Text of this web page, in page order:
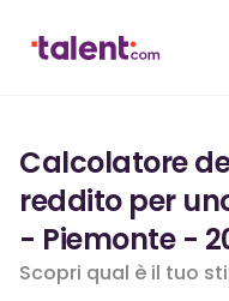
Calcolatore
reddito per
- Piemonte -
Scopri qual è il tuo